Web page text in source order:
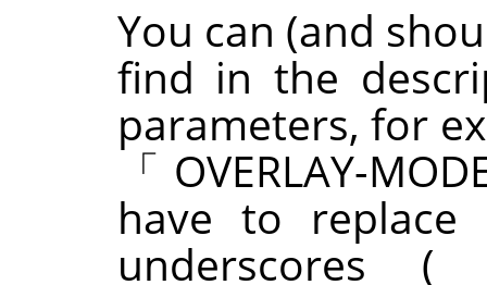
You can (and
find in the
parameters, for
「 OVERLAY-
have to replace
underscores (